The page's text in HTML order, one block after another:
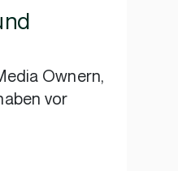
Ownern,
vor